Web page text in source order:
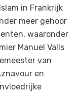
in Frankrijk
meer gehoor
waaronder
Manuel Valls
van
en